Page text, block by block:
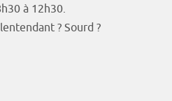
à 12h30.
? Sourd ?